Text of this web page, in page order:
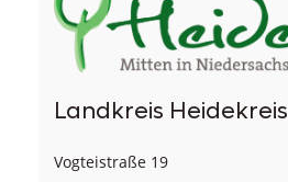
Landkreis Heidekreis
Vogteistraße 19